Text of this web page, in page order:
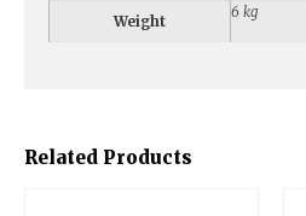
Related Products
Weight
6 kg